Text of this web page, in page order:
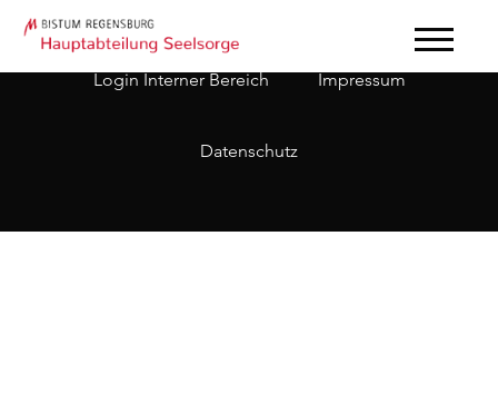
Login Interner Bereich Impressum
Datenschutz